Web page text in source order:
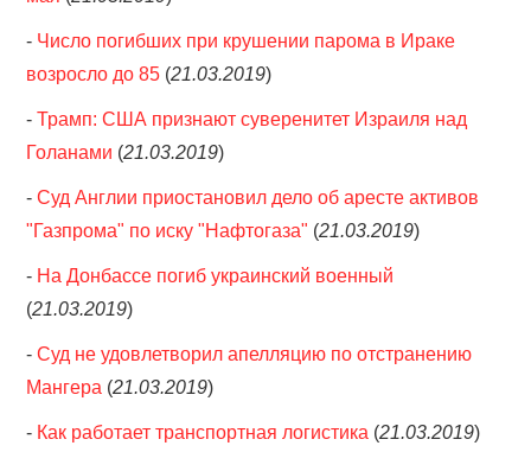
- Число погибших при крушении парома в Ираке
возросло до 85 (21.03.2019)
-Трамп: США признают суверенитет Израиля над
Голанами (21.03.2019)
-Суд Англии приостановил дело об аресте активов
"Газпрома" по иску "Нафтогаза" (21.03.2019)
- На Донбассе погиб украинский военный
(21.03.2019)
-Суд не удовлетворил апелляцию по отстранению
Мангера (21.03.2019)
- Как работает транспортная логистика (21.03.2019)